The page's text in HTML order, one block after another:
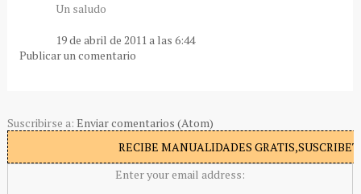
Un saludo
19 de abril de 2011 a las 6:44
Publicar un comentario
Suscribirse a: Enviar comentarios (Atom)
RECIBE MANUALIDADES
Enter your email address: